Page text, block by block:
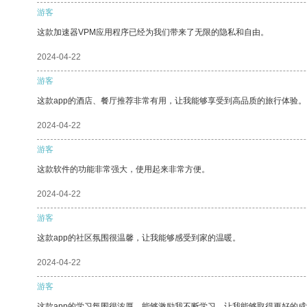
游客
这款加速器VPM应用程序已经为我们带来了无限的隐私和自由。
2024-04-22
游客
这款app的酒店、餐厅推荐非常有用，让我能够享受到高品质的旅行体验。
2024-04-22
游客
这款软件的功能非常强大，使用起来非常方便。
2024-04-22
游客
这款app的社区氛围很温馨，让我能够感受到家的温暖。
2024-04-22
游客